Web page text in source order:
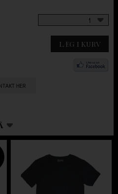
1
LÆG I KURV
HER